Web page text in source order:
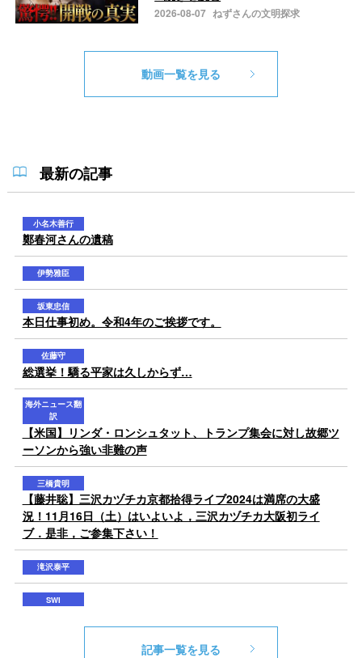
2026-08-07 ねずさんの文明探求
動画一覧を見る
最新の記事
記事一覧を見る